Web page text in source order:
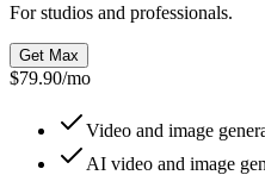
For studios and professionals.
Get Max
$79.90/mo
Video and image
AI video and image